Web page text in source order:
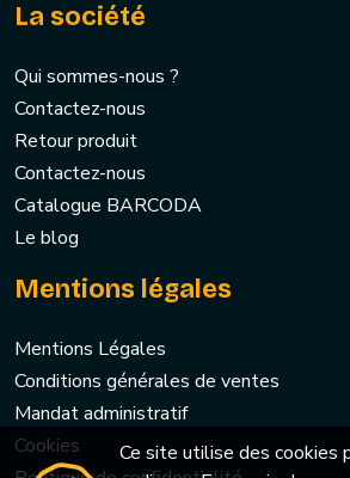
La société
Qui sommes-nous ?
Contactez-nous
Retour produit
Contactez-nous
Catalogue BARCODA
Le blog
Mentions légales
Mentions Légales
Conditions générales de ventes
Mandat administratif
Cookies
Ce site utilise des cookies